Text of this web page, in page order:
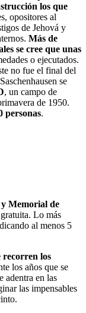
los que
opositores al
de Jehová y
Más de
se cree que unas
o ejecutados.
no fue el final del
se
, un campo de
de 1950.
personas.
Memorial de
Lo más
al menos 5
recorren los
los años que se
adentra en las
las impensables